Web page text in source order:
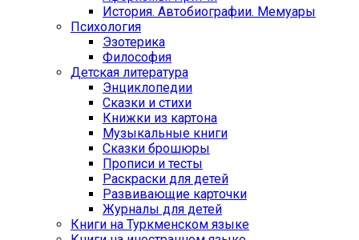
История. Автобиографии. Мемуары
Психология
Эзотерика
Философия
Детская литература
Энциклопедии
Сказки и стихи
Книжки из картона
Музыкальные книги
Сказки брошюры
Прописи и тесты
Раскраски для детей
Развивающие карточки
Журналы для детей
Книги на Туркменском языке